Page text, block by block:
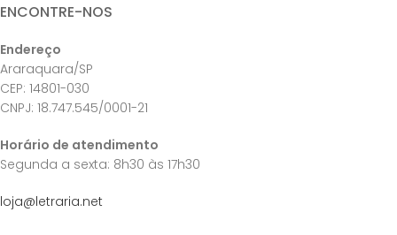
ENCONTRE-NOS
Endereço
Araraquara/SP
CEP: 14801-030
CNPJ: 18.747.545/0001-21
Horário de atendimento
Segunda a sexta: 8h30 às 17h30
loja@letraria.net